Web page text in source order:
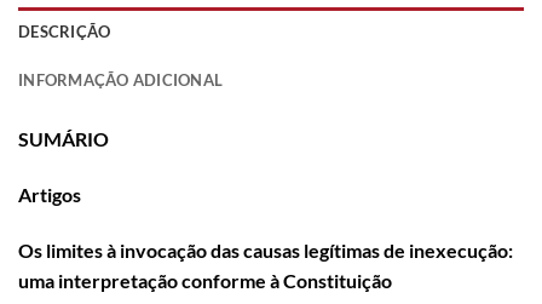
DESCRIÇÃO
INFORMAÇÃO ADICIONAL
SUMÁRIO
Artigos
Os limites à invocação das causas legítimas de inexecução:
uma interpretação conforme à Constituição